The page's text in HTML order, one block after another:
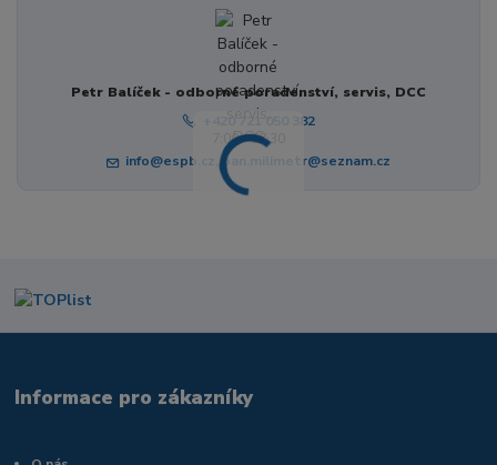
Petr Balíček - odborné poradenství, servis, DCC
+420 721 050 382
7:00 - 17:30
info@espb.cz, pan.milimetr@seznam.cz
Informace pro zákazníky